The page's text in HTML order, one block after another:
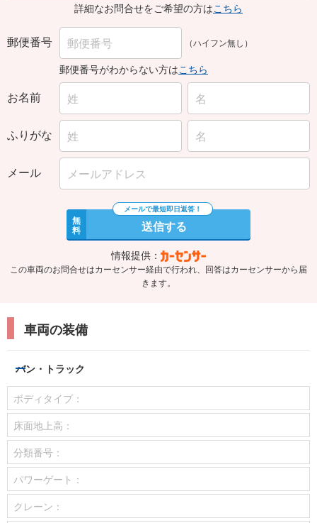
詳細なお問合せをご希望の方はこちら
郵便番号 （ハイフン無し）
郵便番号がわからない方はこちら
お名前
ふりがな
メール
無
料 送信する
情報提供：
この車両のお問合せはカーセンサー経由で行われ、回答はカーセンサーから届
きます。
車両の装備
バン・トラック
ボディタイプ：
床面地上高：
分類番号：
パワーゲート：
クレーン：